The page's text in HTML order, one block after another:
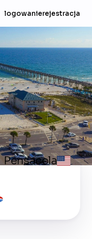
logowanierejestracja
Pensacola